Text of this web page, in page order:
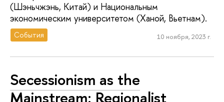
(Шэньчжэнь, Китай) и Национальным
экономическим университетом (Ханой, Вьетнам).
События 10 ноября, 2023 г.
Secessionism as the
Mainstream: Regionalist